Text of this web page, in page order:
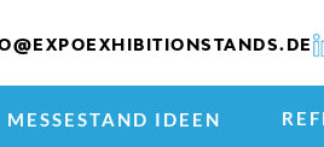
MESSESTAND IDEEN